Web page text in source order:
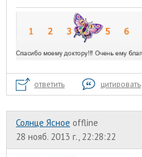
ответить цитировать
Солнце Ясное offline
28 нояб. 2013 г., 22:28:22